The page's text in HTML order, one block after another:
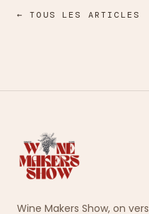
← TOUS LES ARTICLES
Wine Makers Show, on